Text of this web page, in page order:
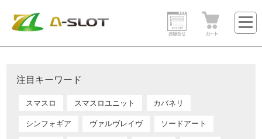
注目キーワード
スマスロ スマスロユニット カバネリ
シンフォギア ヴァルヴレイヴ ソードアート